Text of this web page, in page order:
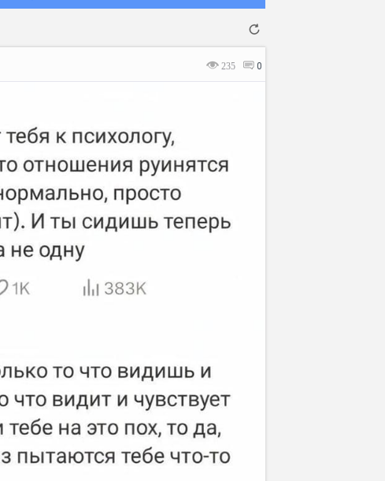
Отмена
235 0